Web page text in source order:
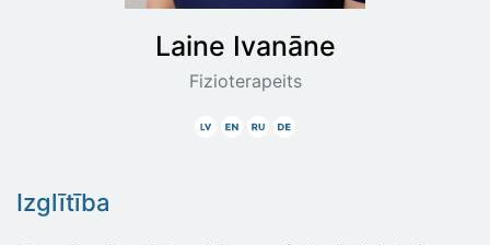
Laine Ivanāne
Fizioterapeits
Latviski
Angliski
Krieviski
Vāciski
Izglītība